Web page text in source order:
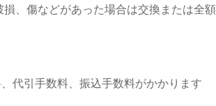
、傷などがあった場合は交換または全額
代引手数料、振込手数料がかかります